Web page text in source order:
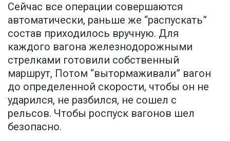
Сейчас все операции совершаются
автоматически, раньше же “распускать”
состав приходилось вручную. Для
каждого вагона железнодорожными
стрелками готовили собственный
маршрут, Потом “вытормаживали” вагон
до определенной скорости, чтобы он не
ударился, не разбился, не сошел с
рельсов. Чтобы роспуск вагонов шел
безопасно.